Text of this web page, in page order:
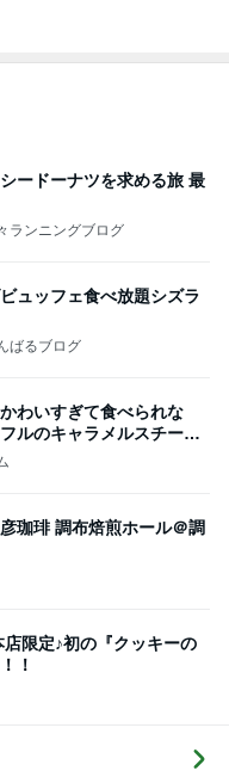
ードーナツを求める旅 最
ランニングブログ
ュッフェ食べ放題シズラ
ばるブログ
わいすぎて食べられな
ルのキャラメルスチーム
珈琲 調布焙煎ホール＠調
限定♪初の『クッキーの
！